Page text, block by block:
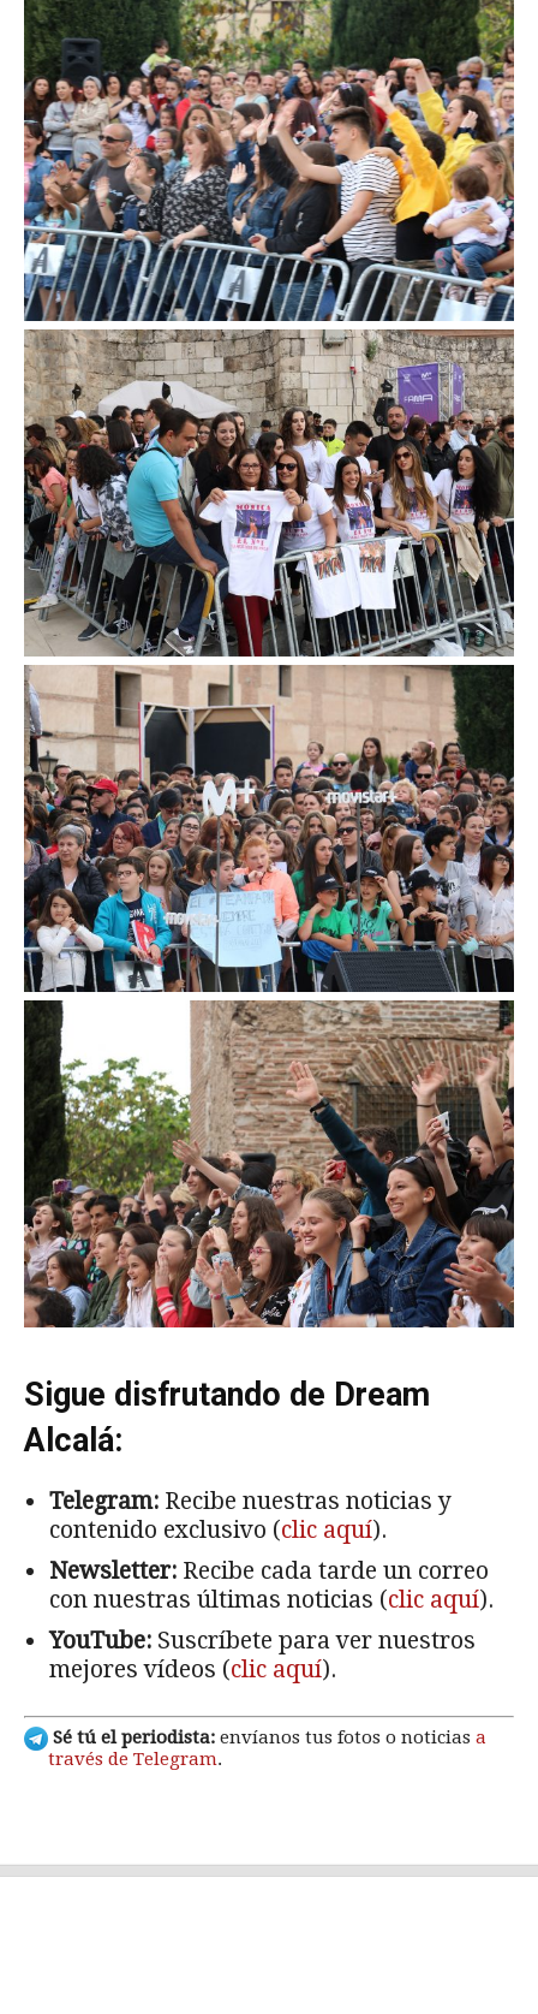
Sigue disfrutando de Dream
Alcalá:
Telegram:Recibe nuestras noticias y
contenido exclusivo (clic aquí).
Newsletter:Recibe cada tarde un correo
con nuestras últimas noticias (clic aquí).
YouTube:
Suscríbete para ver nuestros
mejores vídeos (clic aquí).
Sé tú el periodista:envíanos tus fotos o noticias a
través de Telegram.